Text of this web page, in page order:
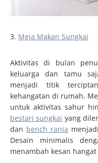
3. Meja Makan Sungkai
Aktivitas di bulan
keluarga dan tamu
menjadi titik
kehangatan di rumah.
untuk aktivitas sahur
bestari sungkai yang
dan bench rania
Desain minimalis
menambah kesan